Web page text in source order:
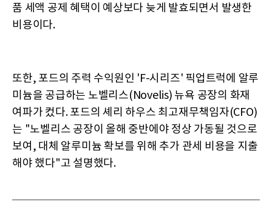
품 세액 공제 혜택이 예상보다 늦게 발효되면서 발생한
비용이다.
또한, 포드의 주력 수익원인 'F-시리즈' 픽업트럭에 알루
미늄을 공급하는 노벨리스(Novelis) 뉴욕 공장의 화재
여파가 컸다. 포드의 셰리 하우스 최고재무책임자(CFO)
는 "노벨리스 공장이 올해 중반에야 정상 가동될 것으로
보여, 대체 알루미늄 확보를 위해 추가 관세 비용을 지출
해야 했다"고 설명했다.